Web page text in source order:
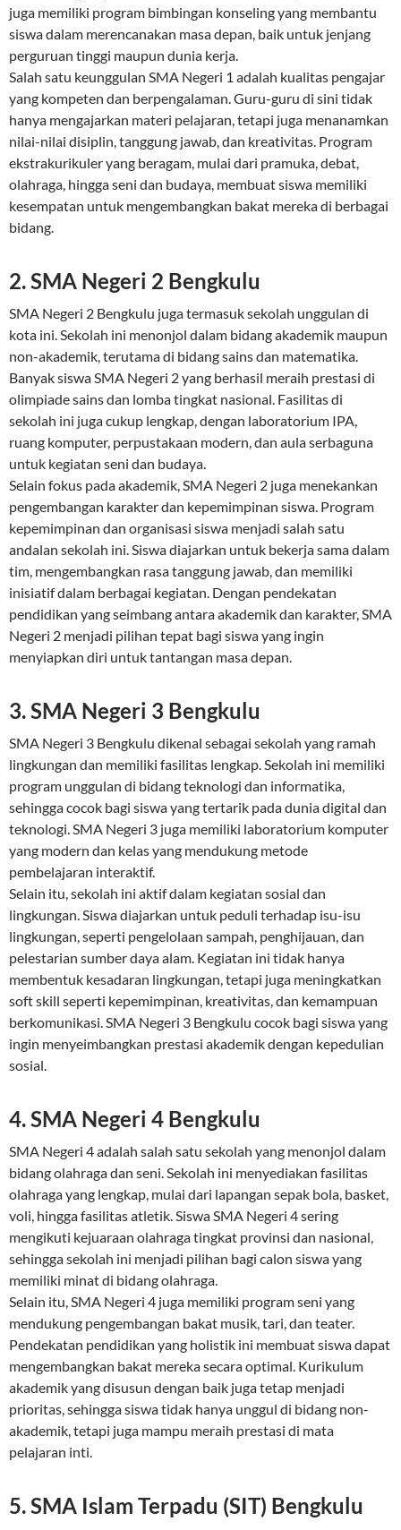
juga memiliki program bimbingan konseling yang membantu
siswa dalam merencanakan masa depan, baik untuk jenjang
perguruan tinggi maupun dunia kerja.
Salah satu keunggulan SMA Negeri 1 adalah kualitas pengajar
yang kompeten dan berpengalaman. Guru-guru di sini tidak
hanya mengajarkan materi pelajaran, tetapi juga menanamkan
nilai-nilai disiplin, tanggung jawab, dan kreativitas. Program
ekstrakurikuler yang beragam, mulai dari pramuka, debat,
olahraga, hingga seni dan budaya, membuat siswa memiliki
kesempatan untuk mengembangkan bakat mereka di berbagai
bidang.
2. SMA Negeri 2 Bengkulu
SMA Negeri 2 Bengkulu juga termasuk sekolah unggulan di
kota ini. Sekolah ini menonjol dalam bidang akademik maupun
non-akademik, terutama di bidang sains dan matematika.
Banyak siswa SMA Negeri 2 yang berhasil meraih prestasi di
olimpiade sains dan lomba tingkat nasional. Fasilitas di
sekolah ini juga cukup lengkap, dengan laboratorium IPA,
ruang komputer, perpustakaan modern, dan aula serbaguna
untuk kegiatan seni dan budaya.
Selain fokus pada akademik, SMA Negeri 2 juga menekankan
pengembangan karakter dan kepemimpinan siswa. Program
kepemimpinan dan organisasi siswa menjadi salah satu
andalan sekolah ini. Siswa diajarkan untuk bekerja sama dalam
tim, mengembangkan rasa tanggung jawab, dan memiliki
inisiatif dalam berbagai kegiatan. Dengan pendekatan
pendidikan yang seimbang antara akademik dan karakter, SMA
Negeri 2 menjadi pilihan tepat bagi siswa yang ingin
menyiapkan diri untuk tantangan masa depan.
3. SMA Negeri 3 Bengkulu
SMA Negeri 3 Bengkulu dikenal sebagai sekolah yang ramah
lingkungan dan memiliki fasilitas lengkap. Sekolah ini memiliki
program unggulan di bidang teknologi dan informatika,
sehingga cocok bagi siswa yang tertarik pada dunia digital dan
teknologi. SMA Negeri 3 juga memiliki laboratorium komputer
yang modern dan kelas yang mendukung metode
pembelajaran interaktif.
Selain itu, sekolah ini aktif dalam kegiatan sosial dan
lingkungan. Siswa diajarkan untuk peduli terhadap isu-isu
lingkungan, seperti pengelolaan sampah, penghijauan, dan
pelestarian sumber daya alam. Kegiatan ini tidak hanya
membentuk kesadaran lingkungan, tetapi juga meningkatkan
soft skill seperti kepemimpinan, kreativitas, dan kemampuan
berkomunikasi. SMA Negeri 3 Bengkulu cocok bagi siswa yang
ingin menyeimbangkan prestasi akademik dengan kepedulian
sosial.
4. SMA Negeri 4 Bengkulu
SMA Negeri 4 adalah salah satu sekolah yang menonjol dalam
bidang olahraga dan seni. Sekolah ini menyediakan fasilitas
olahraga yang lengkap, mulai dari lapangan sepak bola, basket,
voli, hingga fasilitas atletik. Siswa SMA Negeri 4 sering
mengikuti kejuaraan olahraga tingkat provinsi dan nasional,
sehingga sekolah ini menjadi pilihan bagi calon siswa yang
memiliki minat di bidang olahraga.
Selain itu, SMA Negeri 4 juga memiliki program seni yang
mendukung pengembangan bakat musik, tari, dan teater.
Pendekatan pendidikan yang holistik ini membuat siswa dapat
mengembangkan bakat mereka secara optimal. Kurikulum
akademik yang disusun dengan baik juga tetap menjadi
prioritas, sehingga siswa tidak hanya unggul di bidang non-
akademik, tetapi juga mampu meraih prestasi di mata
pelajaran inti.
5. SMA Islam Terpadu (SIT) Bengkulu